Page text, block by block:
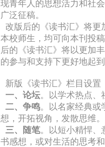
现青年人的思想活力和社
广泛征稿。
改版后的《读书汇》将
本校师生，均可向本刊投
后的《读书汇》将以更加
的参与和支持下更好地起
新版《读书汇》栏目设置
一、论坛。以学术热点、
二、争鸣。以名家经典或
想，开拓视角，发散思维。
三、随笔。以短小精悍、
书感想，或对生活的思考